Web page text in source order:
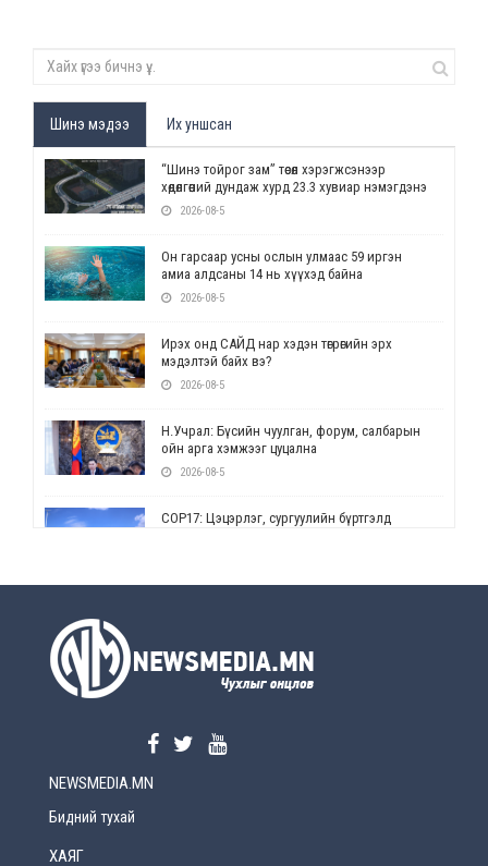
Шинэ мэдээ Их уншсан
“Шинэ тойрог зам” төсөл хэрэгжсэнээр
хөдөлгөөний дундаж хурд 23.3 хувиар нэмэгдэнэ
2026-08-5
Он гарсаар усны ослын улмаас 59 иргэн
амиа алдсаны 14 нь хүүхэд байна
2026-08-5
Ирэх онд САЙД нар хэдэн төгрөгийн эрх
мэдэлтэй байх вэ?
2026-08-5
Н.Учрал: Бүсийн чуулган, форум, салбарын
ойн арга хэмжээг цуцална
2026-08-5
СОР17: Цэцэрлэг, сургуулийн бүртгэлд
2026-08-5
2026-08-5
NEWSMEDIA.MN
Бидний тухай
ХАЯГ